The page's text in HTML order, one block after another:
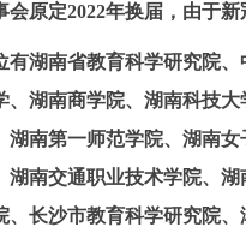
会原定2022年换届，由于
湖南省教育科学研究院、
湖南商学院、湖南科技
南第一师范学院、湖南
南交通职业技术学院、
长沙市教育科学研究院